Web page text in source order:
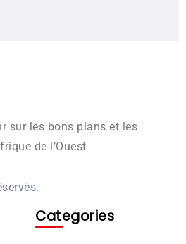
sur les bons plans et les
de l’Ouest
Categories